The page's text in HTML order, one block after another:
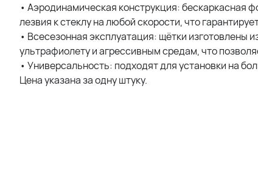
• Аэродинамическая конструкция: бескаркасная
лезвия к стеклу на любой скорости, что
• Всесезонная эксплуатация: щётки изготовлены
ультрафиолету и агрессивным средам, что
• Универсальность: подходят для установки на
Цена указана за одну штуку.